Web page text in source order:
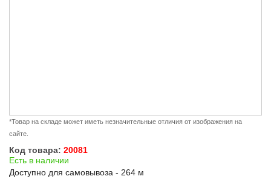
*Товар на складе может иметь незначительные отличия от изображения на
сайте.
Код товара: 20081
Есть в наличии
Доступно для самовывоза - 264 м